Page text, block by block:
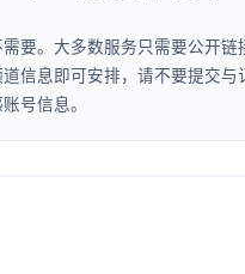
要。大多数服务只需要公开链
道信息即可安排，请不要提交与
号信息。